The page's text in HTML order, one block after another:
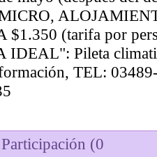
$1.350 (tarifa por
IDEAL": Pileta
TEL:
(0